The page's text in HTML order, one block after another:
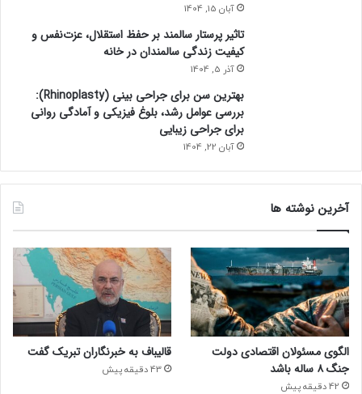
آبان 15, 1404
تاثیر پرستار سالمند بر حفظ استقلال، عزت‌نفس و
کیفیت زندگی سالمندان در خانه
آذر 5, 1404
بهترین سن برای جراحی بینی (Rhinoplasty):
بررسی عوامل رشد، بلوغ فیزیکی و آمادگی روانی
برای جراحی زیبایی
آبان 22, 1404
آخرین نوشته ها
الگوی مسئولان اقتصادی دولت
جنگ ۸ ساله باشد
42 دقیقه پیش
قالیباف به خبرنگاران تبریک گفت
43 دقیقه پیش